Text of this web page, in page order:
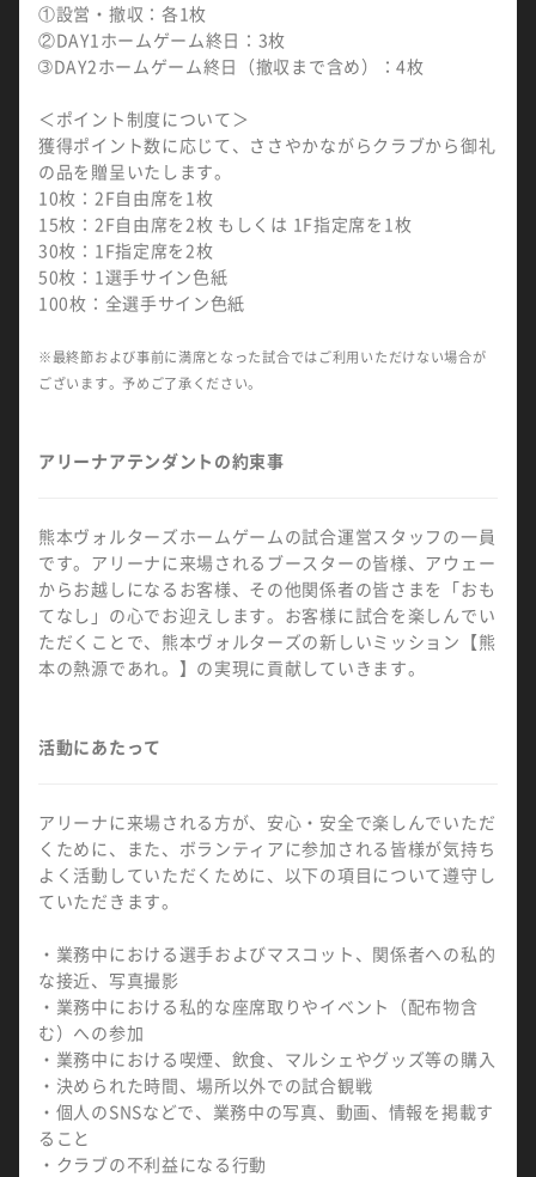
①設営・撤収：各1枚
②DAY1ホームゲーム終日：3枚
➂DAY2ホームゲーム終日（撤収まで含め）：4枚
＜ポイント制度について＞
獲得ポイント数に応じて、ささやかながらクラブから御礼
の品を贈呈いたします。
10枚：2F自由席を1枚
15枚：2F自由席を2枚 もしくは 1F指定席を1枚
30枚：1F指定席を2枚
50枚：1選手サイン色紙
100枚：全選手サイン色紙
※最終節および事前に満席となった試合ではご利用いただけない場合が
ございます。予めご了承ください。
アリーナアテンダントの約束事
熊本ヴォルターズホームゲームの試合運営スタッフの一員
です。アリーナに来場されるブースターの皆様、アウェー
からお越しになるお客様、その他関係者の皆さまを「おも
てなし」の心でお迎えします。お客様に試合を楽しんでい
ただくことで、熊本ヴォルターズの新しいミッション【熊
本の熱源であれ。】の実現に貢献していきます。
活動にあたって
アリーナに来場される方が、安心・安全で楽しんでいただ
くために、また、ボランティアに参加される皆様が気持ち
よく活動していただくために、以下の項目について遵守し
ていただきます。
・業務中における選手およびマスコット、関係者への私的
な接近、写真撮影
・業務中における私的な座席取りやイベント（配布物含
む）への参加
・業務中における喫煙、飲食、マルシェやグッズ等の購入
・決められた時間、場所以外での試合観戦
・個人のSNSなどで、業務中の写真、動画、情報を掲載す
ること
・クラブの不利益になる行動